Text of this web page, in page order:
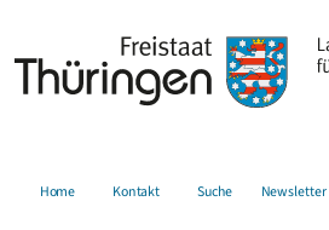
Home Kontakt Suche Newsletter